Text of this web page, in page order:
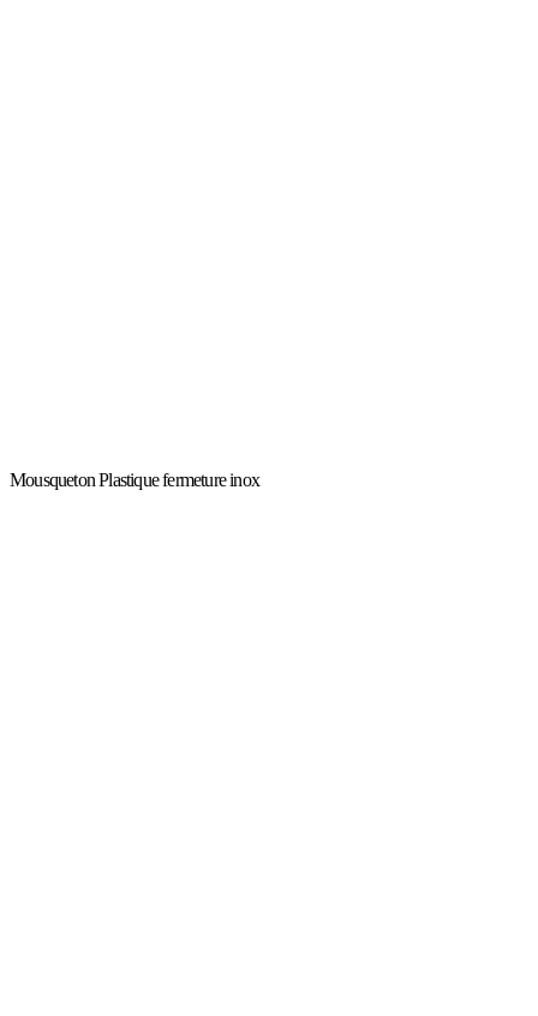
Mousqueton Plastique fermeture inox